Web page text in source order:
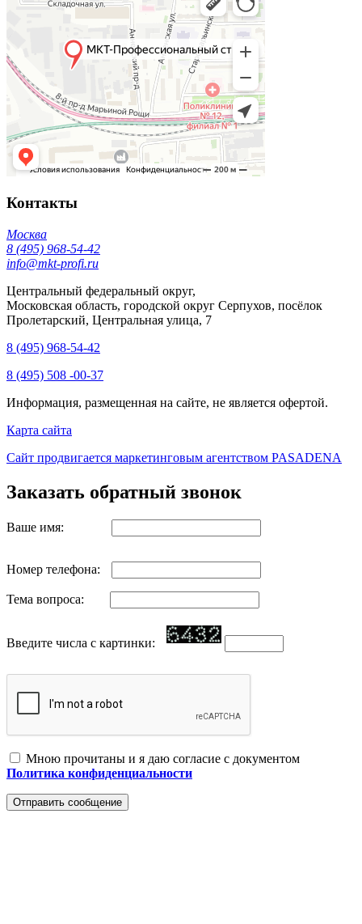
Контакты
Москва
8 (495) 968-54-42
info@mkt-profi.ru
Центральный федеральный округ,
Московская область, городской округ Серпухов, посёлок
Пролетарский, Центральная улица, 7
8 (495) 968-54-42
8 (495) 508 -00-37
Информация, размещенная на сайте, не является офертой.
Карта сайта
Сайт продвигается маркетинговым агентством PASADENA
Заказать обратный звонок
Ваше имя:
Номер телефона:
Тема вопроса:
Введите числа с картинки:
Мною прочитаны и я даю согласие с документом
Политика конфиденциальности